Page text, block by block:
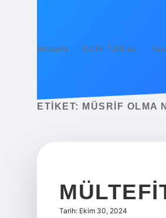
Anasayfa Gizlilik Politikası
ETIKET: MÜSRIF OLMA
Tarih: Ekim 30, 2024